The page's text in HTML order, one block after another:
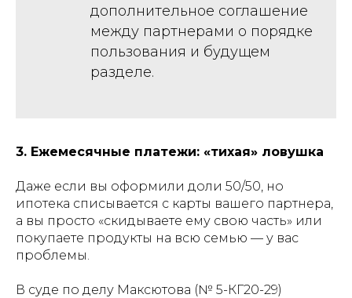
дополнительное соглашение
между партнерами о порядке
пользования и будущем
разделе.
3. Ежемесячные платежи: «тихая» ловушка
Даже если вы оформили доли 50/50, но
ипотека списывается с карты вашего партнера,
а вы просто «скидываете ему свою часть» или
покупаете продукты на всю семью — у вас
проблемы.
В суде по делу Максютова (№ 5-КГ20-29)